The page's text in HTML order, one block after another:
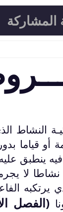
أو قياما
فيه ينطبق
لا يجرمه
يرتكبه
(الفصل